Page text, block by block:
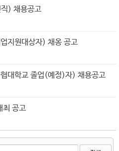
) 채용공고
지원대상자) 채옹 공고
대학교 졸업(예정)자) 채용공고
최 공고